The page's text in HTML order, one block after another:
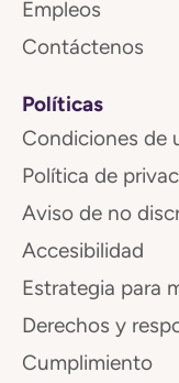
Empleos
Contáctenos
Políticas
Condiciones de
Política de
Aviso de no
Accesibilidad
Estrategia para
Derechos y
Cumplimiento